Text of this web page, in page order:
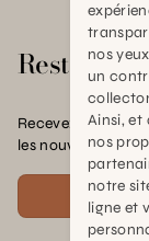
Rester en
Recevez nos
les nouvelles
nos
un
Ainsi, et
nos
notre
ligne et